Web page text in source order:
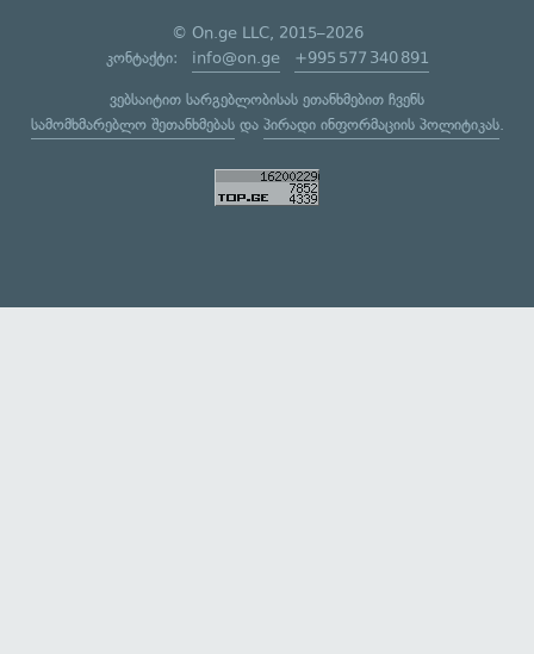
© On.ge LLC, 2015–2026
კონტაქტი: info@on.ge +995 577 340 891
ვებსაიტით სარგებლობისას ეთანხმებით ჩვენს
სამომხმარებლო შეთანხმებასდა პირადი ინფორმაციის პოლიტიკას.